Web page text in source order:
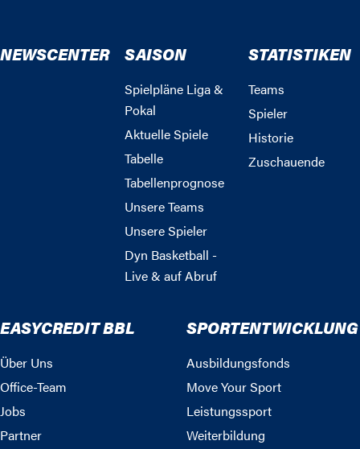
NEWSCENTER SAISON
Spielpläne Liga &
Pokal
Aktuelle Spiele
Tabelle
Tabellenprognose
Unsere Teams
Unsere Spieler
Dyn Basketball -
Live & auf Abruf
STATISTIKEN
Teams
Spieler
Historie
Zuschauende
EASYCREDIT BBL
Über Uns
Office-Team
Jobs
Partner
SPORTENTWICKLUNG
Ausbildungsfonds
Move Your Sport
Leistungssport
Weiterbildung